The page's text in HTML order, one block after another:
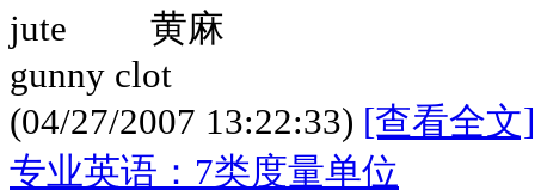
jute 黄麻
gunny clot
(04/27/2007 13:22:33) [查看全文]
专业英语：7类度量单位